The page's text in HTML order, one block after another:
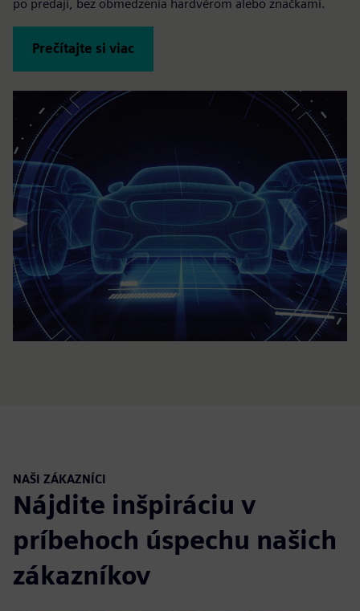
po predaji, bez obmedzenia hardvérom alebo značkami.
Prečítajte si viac
NAŠI ZÁKAZNÍCI
Nájdite inšpiráciu v
príbehoch úspechu našich
zákazníkov